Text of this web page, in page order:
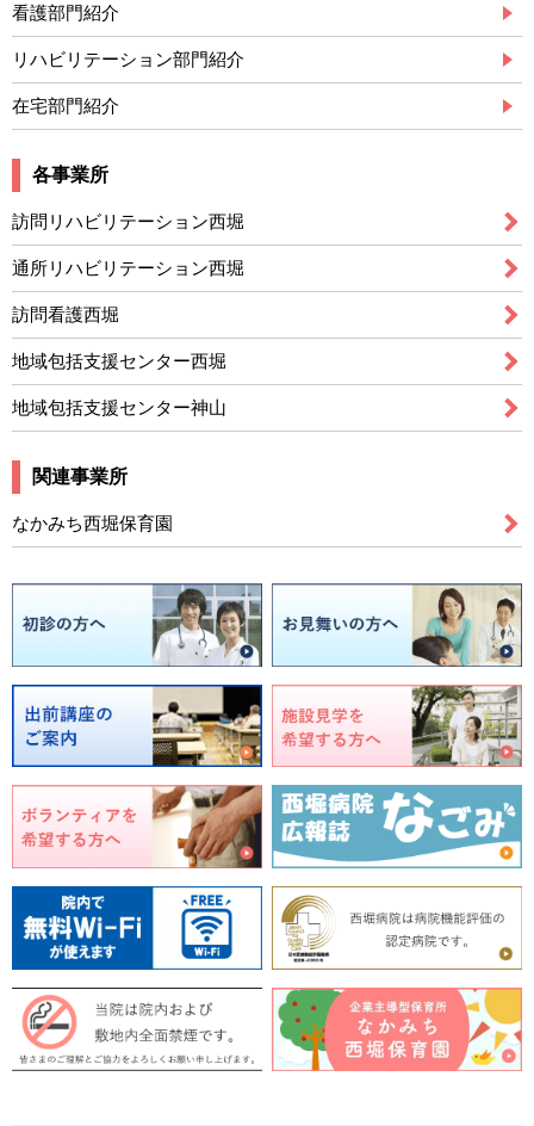
看護部門紹介
リハビリテーション部門紹介
在宅部門紹介
各事業所
訪問リハビリテーション西堀
通所リハビリテーション西堀
訪問看護西堀
地域包括支援センター西堀
地域包括支援センター神山
関連事業所
なかみち西堀保育園